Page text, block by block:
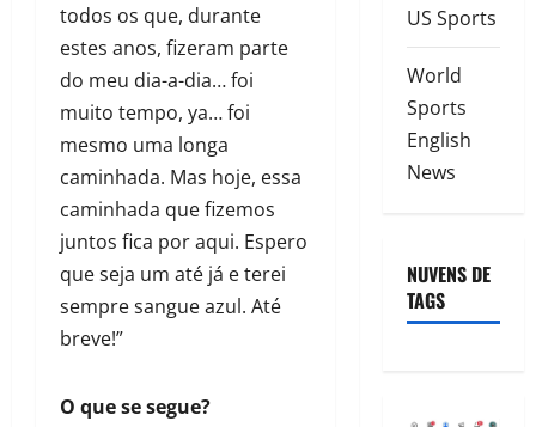
todos os que, durante
estes anos, fizeram parte
do meu dia-a-dia… foi
muito tempo, ya… foi
mesmo uma longa
caminhada. Mas hoje, essa
caminhada que fizemos
juntos fica por aqui. Espero
que seja um até já e terei
sempre sangue azul. Até
breve!”
O que se segue?
US Sports
World
Sports
English
News
NUVENS DE
TAGS